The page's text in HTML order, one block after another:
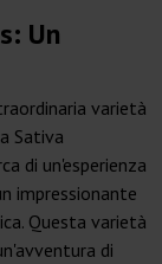
Un
varietà
Sativa
di un'esperienza
impressionante
Questa varietà
di